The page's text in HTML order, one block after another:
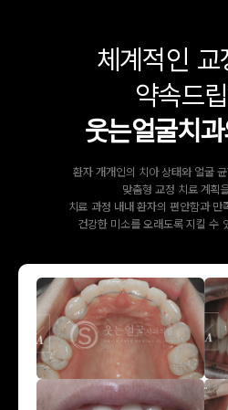
체계적인 교
약속드
웃는얼굴치
환자 개개인의 치아 상태와 얼굴
맞춤형 교정 치료 계획
치료 과정 내내 환자의 편안함과 만
건강한 미소를 오래도록 지킬 수